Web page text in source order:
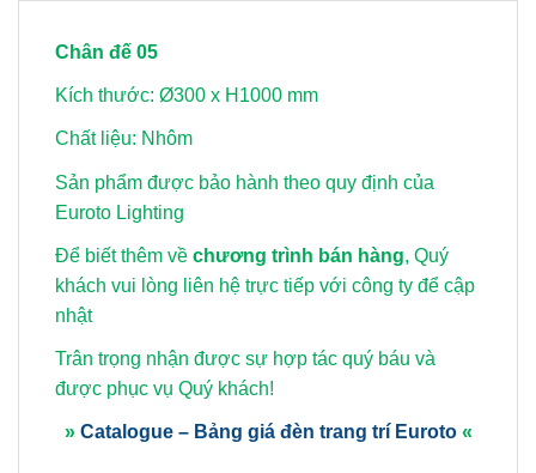
Chân đế 05
Kích thước: Ø300 x H1000 mm
Chất liệu: Nhôm
Sản phẩm được bảo hành theo quy định của
Euroto Lighting
Để biết thêm về chương trình bán hàng, Quý
khách vui lòng liên hệ trực tiếp với công ty để cập
nhật
Trân trọng nhận được sự hợp tác quý báu và
được phục vụ Quý khách!
» Catalogue – Bảng giá đèn trang trí Euroto «